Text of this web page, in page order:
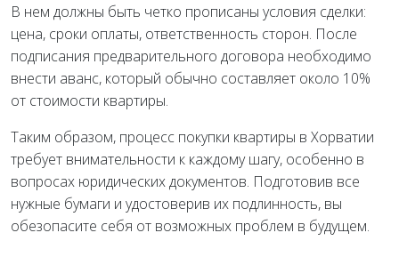
В нем должны быть четко прописаны условия сделки:
цена, сроки оплаты, ответственность сторон. После
подписания предварительного договора необходимо
внести аванс, который обычно составляет около 10%
от стоимости квартиры.
Таким образом, процесс покупки квартиры в Хорватии
требует внимательности к каждому шагу, особенно в
вопросах юридических документов. Подготовив все
нужные бумаги и удостоверив их подлинность, вы
обезопасите себя от возможных проблем в будущем.